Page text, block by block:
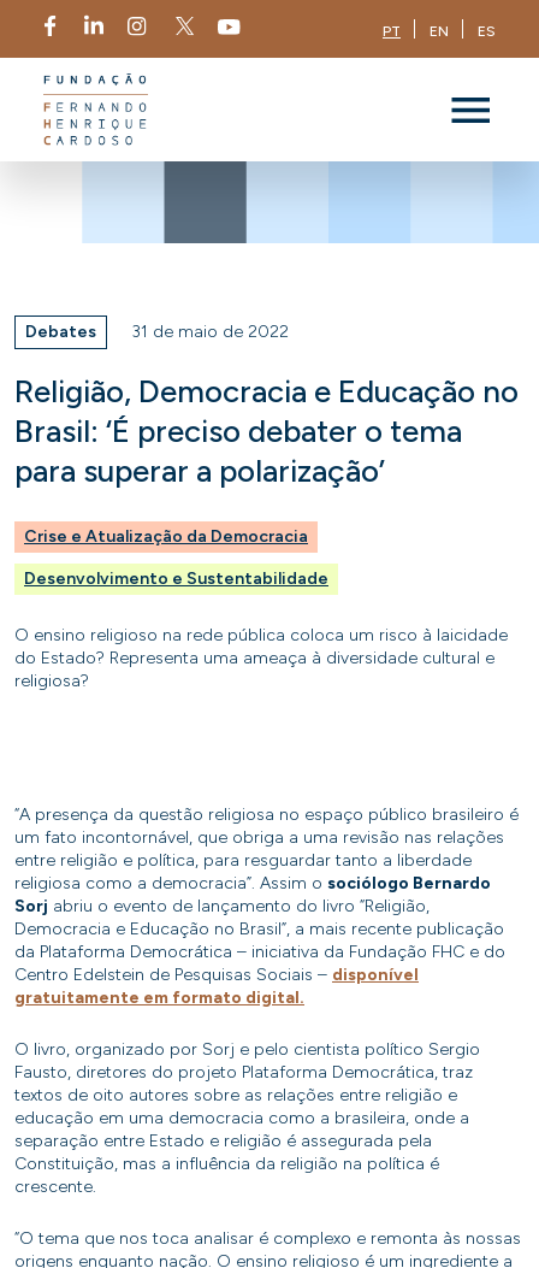
PT EN ES
Debates 31 de maio de 2022
Religião, Democracia e Educação no
Brasil: ‘É preciso debater o tema
para superar a polarização’
Crise e Atualização da Democracia
Desenvolvimento e Sustentabilidade
O ensino religioso na rede pública coloca um risco à laicidade
do Estado? Representa uma ameaça à diversidade cultural e
religiosa?
“A presença da questão religiosa no espaço público brasileiro é
um fato incontornável, que obriga a uma revisão nas relações
entre religião e política, para resguardar tanto a liberdade
religiosa como a democracia”. Assim o sociólogo Bernardo
Sorj abriu o evento de lançamento do livro “Religião,
Democracia e Educação no Brasil”, a mais recente publicação
da Plataforma Democrática – iniciativa da Fundação FHC e do
Centro Edelstein de Pesquisas Sociais – disponível
gratuitamente em formato digital.
O livro, organizado por Sorj e pelo cientista político Sergio
Fausto, diretores do projeto Plataforma Democrática, traz
textos de oito autores sobre as relações entre religião e
educação em uma democracia como a brasileira, onde a
separação entre Estado e religião é assegurada pela
Constituição, mas a influência da religião na política é
crescente.
“O tema que nos toca analisar é complexo e remonta às nossas
origens enquanto nação. O ensino religioso é um ingrediente a